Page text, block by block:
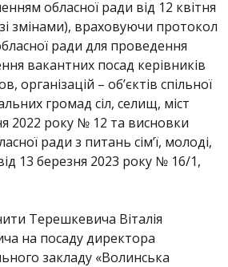
обласної ради від 12 квітня
змінами), враховуючи протокол
ради для проведення
вакантних посад керівників
організацій – об’єктів спільної
громад сіл, селищ, міст
2022 року № 12 та висновки
ради з питань сім’ї, молоді,
13 березня 2023 року № 16/1,
Терешкевича Віталія
на посаду директора
закладу «Волинська